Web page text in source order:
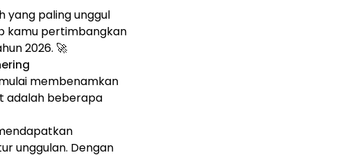
yang paling unggul
kamu pertimbangkan
2026. 🚀
membenamkan
adalah beberapa
unggulan. Dengan